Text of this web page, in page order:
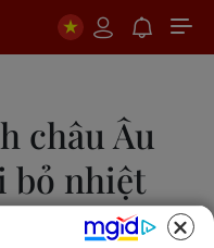
châu Âu
bỏ nhiệt